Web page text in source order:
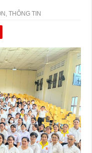
,THÔNG TIN